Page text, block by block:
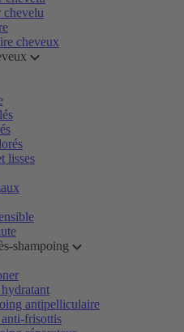
chevelu
cheveux
lisses
shampoing
antipelliculaire
frisottis